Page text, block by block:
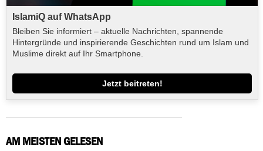
IslamiQ auf WhatsApp
Bleiben Sie informiert – aktuelle Nachrichten, spannende
Hintergründe und inspirierende Geschichten rund um Islam und
Muslime direkt auf Ihr Smartphone.
Jetzt beitreten!
AM MEISTEN GELESEN